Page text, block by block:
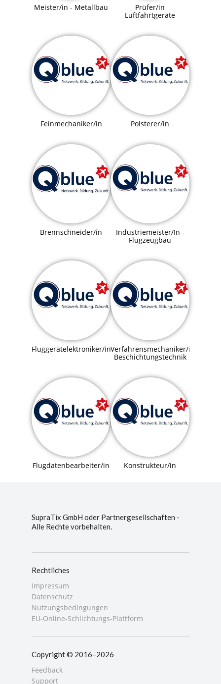
Meister/in - Metallbau
Prüfer/in
Luftfahrtgeräte
Feinmechaniker/in Polsterer/in
Brennschneider/in
Industriemeister/In -
Flugzeugbau
Fluggerätelektroniker/inVerfahrensmechaniker/in
Beschichtungstechnik
Flugdatenbearbeiter/in Konstrukteur/in
SupraTix GmbH oder Partnergesellschaften -
Alle Rechte vorbehalten.
Rechtliches
Impressum
Datenschutz
Nutzungsbedingungen
EU-Online-Schlichtungs-Plattform
Copyright © 2016–2026
Feedback
Support